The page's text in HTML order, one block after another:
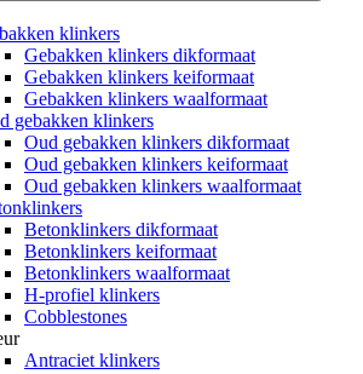
klinkers
Gebakken klinkers dikformaat
Gebakken klinkers keiformaat
Gebakken klinkers waalformaat
gebakken klinkers
Oud gebakken klinkers dikformaat
Oud gebakken klinkers keiformaat
Oud gebakken klinkers waalformaat
Betonklinkers dikformaat
Betonklinkers keiformaat
Betonklinkers waalformaat
H-profiel klinkers
Cobblestones
Antraciet klinkers